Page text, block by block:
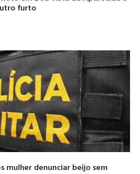
furto
mulher denunciar beijo sem